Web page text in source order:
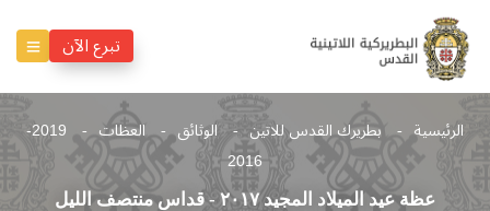
تبرع الآن
الرئيسية بطريرك القدس للاتين الوثائق العظات
2019-
2016
عظة عيد الميلاد المجيد ٢٠١٧ - قداس منتصف الليل